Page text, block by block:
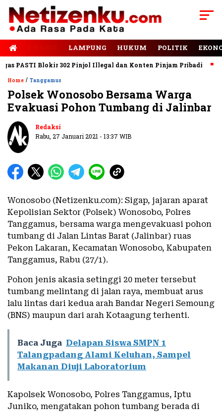
LAMPUNG HUKUM POLITIK
PASTI Blokir 302 Pinjol Illegal dan Konten Pinjam Pribadi
Home / Tanggamus
Polsek Wonosobo Bersama Warga
Evakuasi Pohon Tumbang di Jalinbar
Redaksi
Rabu, 27 Januari 2021 - 13:37 WIB
Wonosobo (Netizenku.com): Sigap, jajaran aparat
Kepolisian Sektor (Polsek) Wonosobo, Polres
Tanggamus, bersama warga mengevakuasi pohon
tumbang di Jalan Lintas Barat (Jalinbar) ruas
Pekon Lakaran, Kecamatan Wonosobo, Kabupaten
Tanggamus, Rabu (27/1).
Pohon jenis akasia setinggi 20 meter tersebut
tumbang melintang di jalan raya, membuat arus
lalu lintas dari kedua arah Bandar Negeri Semoung
(BNS) maupun dari arah Kotaagung terhenti.
Baca Juga Delapan Siswa SMPN 1
Talangpadang Alami Keluhan, Sampel
Makanan Diuji Laboratorium
Kapolsek Wonosobo, Polres Tanggamus, Iptu
Juniko, mengatakan pohon tumbang berada di